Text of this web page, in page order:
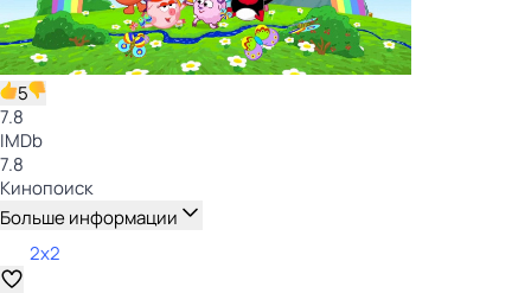
5
7.8
IMDb
7.8
Кинопоиск
Больше информации
2x2